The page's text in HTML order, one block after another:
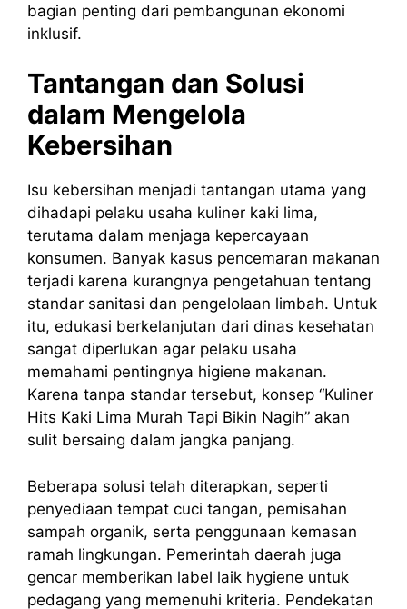
bagian penting dari pembangunan ekonomi
inklusif.
Tantangan dan Solusi
dalam Mengelola
Kebersihan
Isu kebersihan menjadi tantangan utama yang
dihadapi pelaku usaha kuliner kaki lima,
terutama dalam menjaga kepercayaan
konsumen. Banyak kasus pencemaran makanan
terjadi karena kurangnya pengetahuan tentang
standar sanitasi dan pengelolaan limbah. Untuk
itu, edukasi berkelanjutan dari dinas kesehatan
sangat diperlukan agar pelaku usaha
memahami pentingnya higiene makanan.
Karena tanpa standar tersebut, konsep “Kuliner
Hits Kaki Lima Murah Tapi Bikin Nagih” akan
sulit bersaing dalam jangka panjang.
Beberapa solusi telah diterapkan, seperti
penyediaan tempat cuci tangan, pemisahan
sampah organik, serta penggunaan kemasan
ramah lingkungan. Pemerintah daerah juga
gencar memberikan label laik hygiene untuk
pedagang yang memenuhi kriteria. Pendekatan